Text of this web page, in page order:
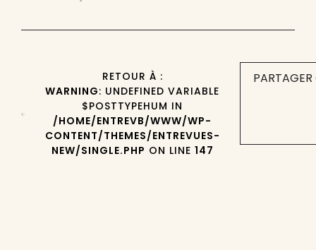
RETOUR À :
WARNING: UNDEFINED VARIABLE
$POSTTYPEHUM IN
/HOME/ENTREVB/WWW/WP-
CONTENT/THEMES/ENTREVUES-
NEW/SINGLE.PHP ON LINE 147